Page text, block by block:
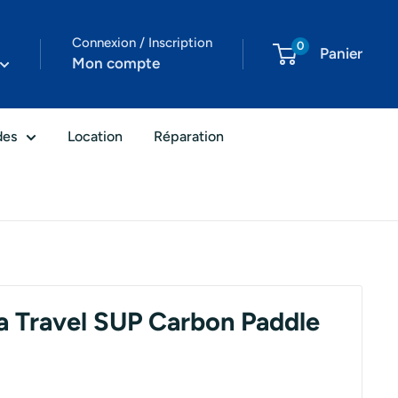
Connexion / Inscription
Mon compte
0 Panier
Location Réparation
Travel SUP Carbon Paddle